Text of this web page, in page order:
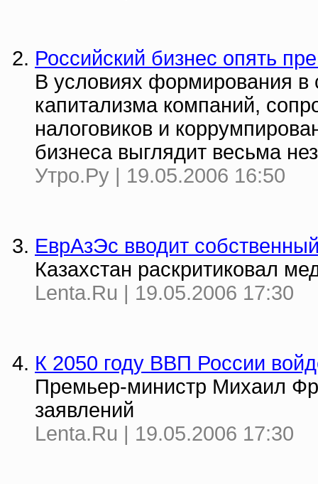
Российский бизнес опять
В условиях формирования в
капитализма компаний,
налоговиков и
бизнеса выглядит весьма
Утро.Ру | 19.05.2006 16:50
ЕврАзЭс вводит
Казахстан раскритиковал
Lenta.Ru | 19.05.2006 17:30
К 2050 году ВВП России
Премьер-министр Михаил
заявлений
Lenta.Ru | 19.05.2006 17:30